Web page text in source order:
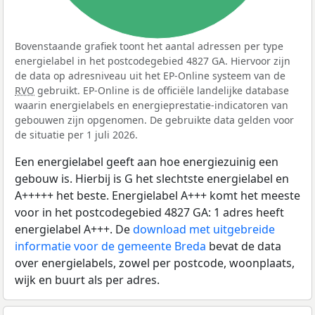
Bovenstaande grafiek toont het aantal adressen per type
energielabel in het postcodegebied 4827 GA. Hiervoor zijn
de data op adresniveau uit het EP-Online systeem van de
RVO gebruikt. EP-Online is de officiële landelijke database
waarin energielabels en energieprestatie-indicatoren van
gebouwen zijn opgenomen. De gebruikte data gelden voor
de situatie per 1 juli 2026.
Een energielabel geeft aan hoe energiezuinig een
gebouw is. Hierbij is G het slechtste energielabel en
A+++++ het beste. Energielabel A+++ komt het meeste
voor in het postcodegebied 4827 GA: 1 adres heeft
energielabel A+++. Dedownload met uitgebreide
informatie voor de gemeente Breda bevat de data
over energielabels, zowel per postcode, woonplaats,
wijk en buurt als per adres.